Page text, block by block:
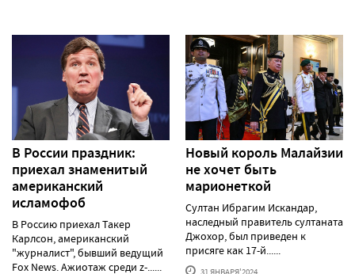
В России праздник:
приехал знаменитый
американский
исламофоб
В Россию приехал Такер
Карлсон, американский
"журналист", бывший ведущий
Fox News. Ажиотаж среди z-......
Новый король Малайзии
не хочет быть
марионеткой
Султан Ибрагим Искандар,
наследный правитель султаната
Джохор, был приведен к
присяге как 17-й......
31 ЯНВАРЯ'2024